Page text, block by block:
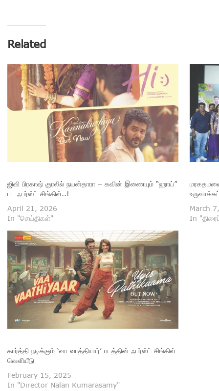
Related
ஜிவி பிரகாஷ் குரலில் நயன்தாரா – கவின் இணையும் “ஹாய்”
பட ஃபர்ஸ்ட் சிங்கிள்..!
April 21, 2026
In "செய்திகள்"
March
In
கார்த்தி நடிக்கும் ‘வா வாத்தியார்’ படத்தின் ஃபர்ஸ்ட் சிங்கிள்
வெளியீடு
February 15, 2025
In "Director Nalan Kumarasamy"